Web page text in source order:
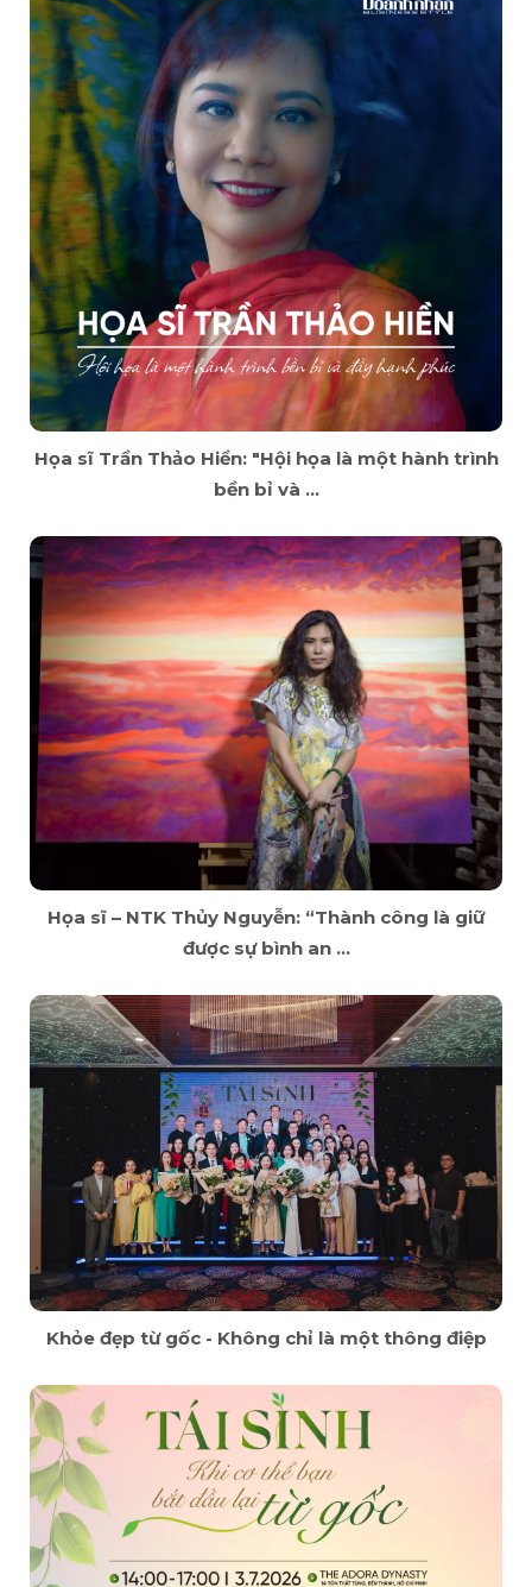
Họa sĩ Trần Thảo Hiền: "Hội họa là một hành trình
bền bỉ và ...
Họa sĩ – NTK Thủy Nguyễn: “Thành công là giữ
được sự bình an ...
Khỏe đẹp từ gốc - Không chỉ là một thông điệp